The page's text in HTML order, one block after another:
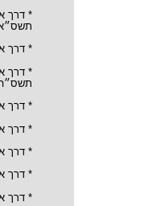
* דרך
* דרך
* דרך
* דרך
* דרך
* דרך
* דרך
* דרך